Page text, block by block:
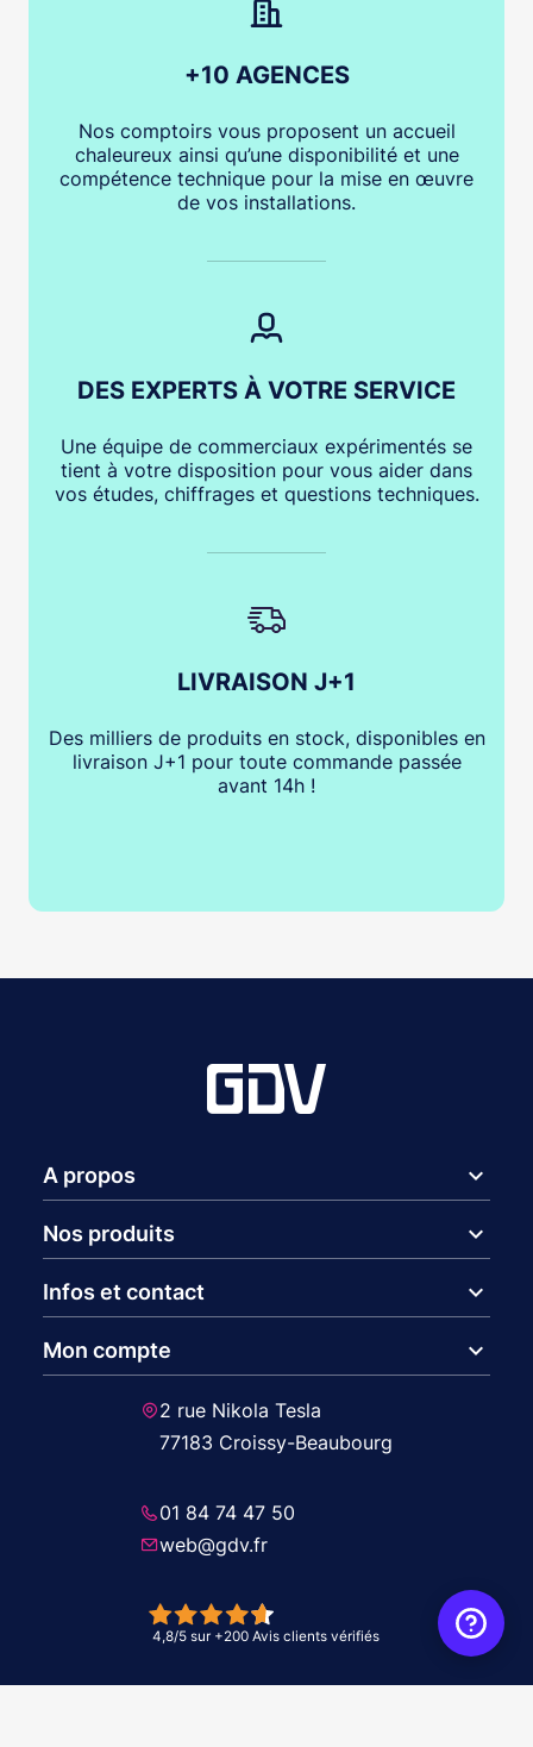
+10 AGENCES
Nos comptoirs vous proposent un accueil
chaleureux ainsi qu’une disponibilité et une
compétence technique pour la mise en œuvre
de vos installations.
DES EXPERTS À VOTRE SERVICE
Une équipe de commerciaux expérimentés se
tient à votre disposition pour vous aider dans
vos études, chiffrages et questions techniques.
LIVRAISON J+1
Des milliers de produits en stock, disponibles en
livraison J+1 pour toute commande passée
avant 14h !
A propos expand_more
Nos produits expand_more
Infos et contact expand_more
Mon compte expand_more
2 rue Nikola Tesla
77183 Croissy-Beaubourg
01 84 74 47 50
web@gdv.fr